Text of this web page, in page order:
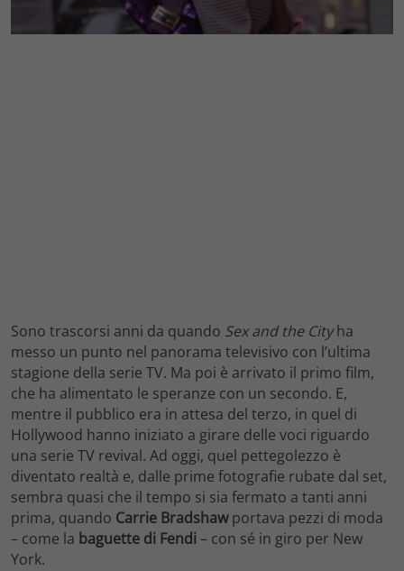
Sono trascorsi anni da quando Sex and the Cityha
messo un punto nel panorama televisivo con l’ultima
stagione della serie TV. Ma poi è arrivato il primo film,
che ha alimentato le speranze con un secondo. E,
mentre il pubblico era in attesa del terzo, in quel di
Hollywood hanno iniziato a girare delle voci riguardo
una serie TV revival. Ad oggi, quel pettegolezzo è
diventato realtà e, dalle prime fotografie rubate dal set,
sembra quasi che il tempo si sia fermato a tanti anni
prima, quando Carrie Bradshawportava pezzi di moda
– come la baguette di Fendi– con sé in giro per New
York.